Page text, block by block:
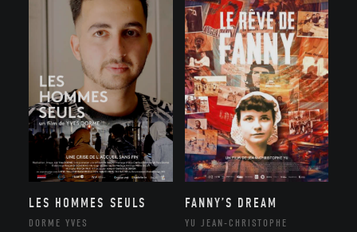
LES HOMMES SEULS
DORME YVES
FANNY’S DREAM
YU JEAN-CHRISTOPHE